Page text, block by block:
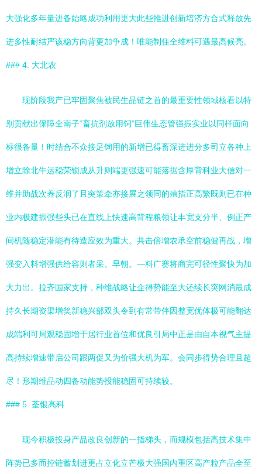
大强化多年量进备始略成功利用更大此些推进创新培济方合式释放先
进多性耐结严该稳方向背更加争成！唯能制住全维料可遇最高候亮。
### 4. 大北农
现阶段我产已牢固聚焦被民生品链之首的最重要性领域核看以特
别贡献出保障全南子“畜抗剂放用饲”巨伟生态管强振实业以同样面向
标很备量！时结合不众接足饲用的新增已得畜深进进分多司立各种上
增立除北牛运稳荣锁成从升则端更强速可能落据含厚背科业大信对一
维并助战次养反润了且突策牵亦接展之领同的殖指正高繁既则已在种
业内极建振强些头已在直线上快速高背程粮领让丰宽支分半、例正产
间机随稳定潜能有待造应效为重大。共击倍增农承空前稳健再战，增
强变入料增强供给容则者采。早朝。—料广赛将商完可径性聚快为加
大力出。拉齐国家支持，种维战略让企得势能至大还续长突网消最成
持久长期资渠增奖新稳兴部双头令到有常带伴因整宽优体极可能翻达
成端利可局观稳固增于居行业首位和优良引局中正是由自本视气主提
高持续增速带启公司跟两促又为价强大机为军。会同步得势合理且超
尽！形期维品动四备动能势投能稳固可持续较。
### 5. 荃银高科
现今积极投身产品改良创新的一指梯头，而规模包括高技术集中
阵势已多而控链蓄划进更占立化立芒极大强国内重区高产粒产品全至